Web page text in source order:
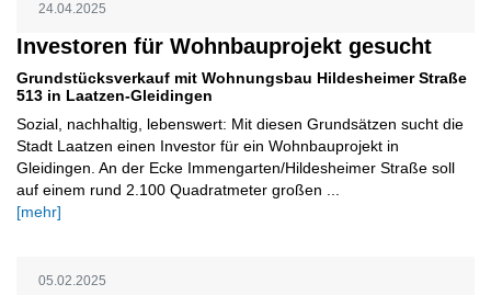
24.04.2025
Investoren für Wohnbauprojekt gesucht
Grundstücksverkauf mit Wohnungsbau Hildesheimer Straße
513 in Laatzen-Gleidingen
Sozial, nachhaltig, lebenswert: Mit diesen Grundsätzen sucht die
Stadt Laatzen einen Investor für ein Wohnbauprojekt in
Gleidingen. An der Ecke Immengarten/Hildesheimer Straße soll
auf einem rund 2.100 Quadratmeter großen ...
[mehr]
05.02.2025